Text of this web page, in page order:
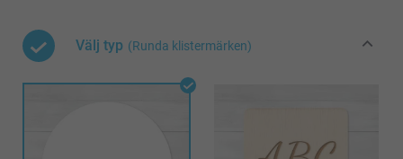
Välj typ (Runda klistermärken)